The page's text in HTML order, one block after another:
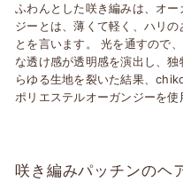
ふわんとした咲き編みは、オ
ジーとは、薄くて軽く、ハリ
とを言います。 光を通すので
な透け感が透明感を演出し、
らゆる生地を裂いた結果、
ポリエステルオーガンジーを使
咲き編みパッチンのヘ